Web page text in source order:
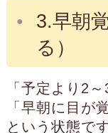
3.早朝
る）
「予定より2
「早朝に目が
という状態です